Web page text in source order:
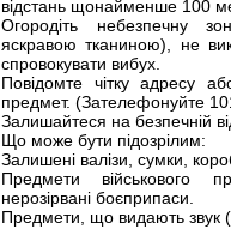
відстань щонайменше 100
Огородіть небезпечну
яскравою тканиною), не
спровокувати вибух.
Повідомте чітку адресу
предмет. (Зателефонуйте
Залишайтеся на безпечній
Що може бути підозрілим:
Залишені валізи, сумки,
Предмети військового
нерозірвані боєприпаси.
Предмети, що видають звук